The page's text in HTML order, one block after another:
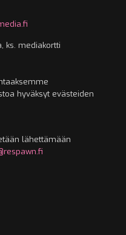
ks. mediakortti
hyväksyt evästeiden
lähettämään